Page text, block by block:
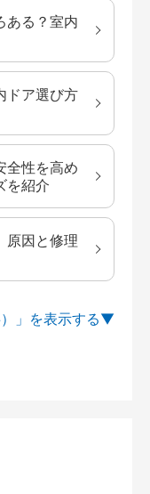
ある？室内
ドア選び方
全性を高め
を紹介
原因と修理
」を